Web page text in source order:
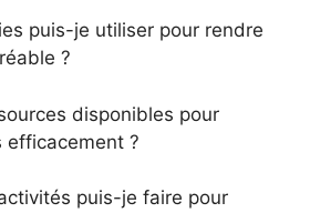
puis-je utiliser pour rendre
?
disponibles pour
efficacement ?
puis-je faire pour